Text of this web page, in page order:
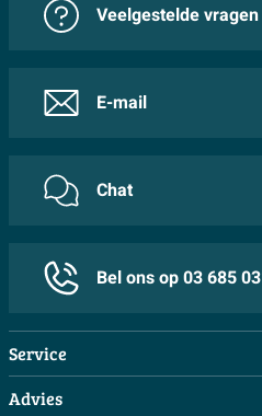
Veelgestelde vragen
E-mail
Chat
Bel ons op 03 685
Service
Veelgestelde vragen
Advies